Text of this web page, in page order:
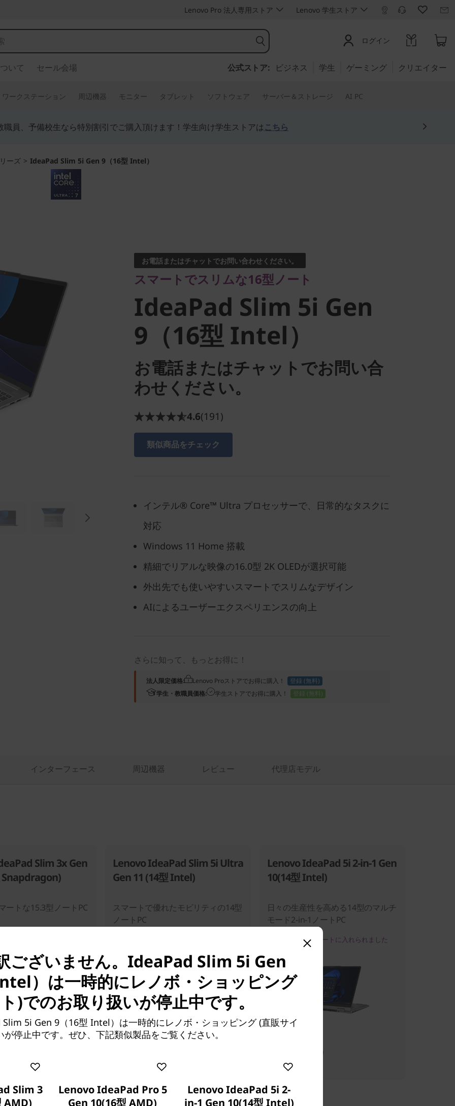
Lenovo Pro 法人専用ストア Lenovo 学生ストア
ログイン
いて セール会場 公式ストア: ビジネス 学生 ゲーミング クリエイター
ワークステーション 周辺機器 モニター タブレット ソフトウェア サーバー＆ストレージ AI PC
職員、予備校生なら特別割引でご購入頂けます！学生向け学生ストアはこちら
ーズ > IdeaPad Slim 5i Gen 9（16型 Intel）
IdeaPad Slim 5i Gen
9（16型 Intel）
お電話またはチャットでお問い合わせください。
スマートでスリムな16型ノート
IdeaPad Slim 5i Gen
9（16型 Intel）
お電話またはチャットでお問い合
わせください。
4.6(191)
類似商品をチェック
インテル® Core™ Ultra プロセッサーで、日常的なタスクに
対応
Windows 11 Home 搭載
精細でリアルな映像の16.0型 2K OLEDが選択可能
外出先でも使いやすいスマートでスリムなデザイン
AIによるユーザーエクスペリエンスの向上
さらに知って、もっとお得に！
法人限定価格: Lenovo Proストアでお得に購入！
登録 (無料)
学生・教職員価格:
学生ストアでお得に購入！ 登録 (無料)
インターフェース 周辺機器 レビュー 代理店モデル
Slim 3x Gen
Snapdragon)
ートな15.3型ノートPC
Lenovo IdeaPad Slim 5i Ultra
Gen 11 (14型 Intel)
スマートで優れたモビリティの14型
ノートPC
販売価格:
Lenovo IdeaPad 5i 2-in-1 Gen
10(14型 Intel)
日々の生産性を高める14型のマルチ
モード2-in-1ノートPC
200+個カートに入れられました
¥149,800
ございません。IdeaPad Slim 5i Gen
）は一時的にレノボ・ショッピング
)でのお取り扱いが停止中です。
5i Gen 9（16型 Intel）は一時的にレノボ・ショッピング (直販サイ
が停止中です。ぜひ、下記類似製品をご覧ください。
Slim 3
AMD)
Lenovo IdeaPad Pro 5
Gen 10(16型 AMD)
Lenovo IdeaPad 5i 2-
in-1 Gen 10(14型 Intel)